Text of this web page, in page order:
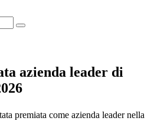
azienda leader di
premiata come azienda leader nella